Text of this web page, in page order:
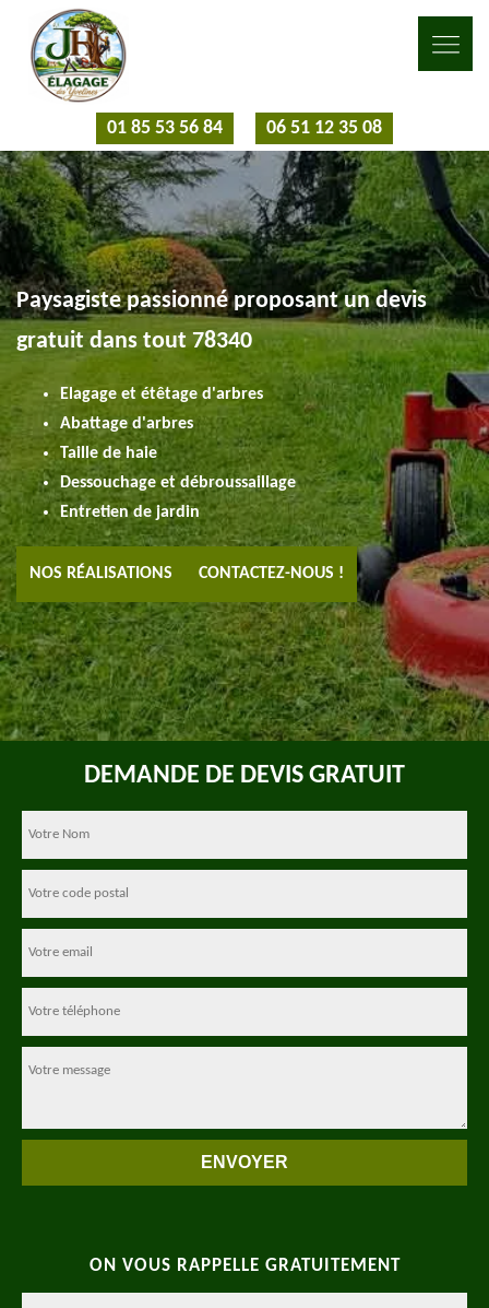
01 85 53 56 84 06 51 12 35 08
Paysagiste passionné proposant un devis
gratuit dans tout 78340
Elagage et étêtage d'arbres
Abattage d'arbres
Taille de haie
Dessouchage et débroussaillage
Entretien de jardin
NOS RÉALISATIONS CONTACTEZ-NOUS !
DEMANDE DE DEVIS GRATUIT
ON VOUS RAPPELLE GRATUITEMENT